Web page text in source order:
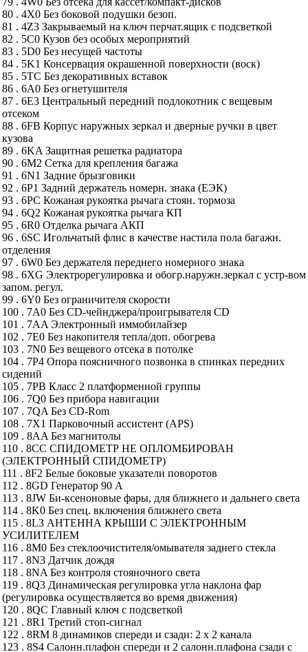
80 . 4X0 Без боковой подушки безоп.
81 . 4Z3 Закрываемый на ключ перчат.ящик с подсветкой
82 . 5C0 Кузов без особых мероприятий
83 . 5D0 Без несущей частоты
84 . 5K1 Консервация окрашенной поверхности (воск)
85 . 5TC Без декоративных вставок
86 . 6A0 Без огнетушителя
87 . 6E3 Центральный передний подлокотник с вещевым
отсеком
88 . 6FB Корпус наружных зеркал и дверные ручки в цвет
кузова
89 . 6KA Защитная решетка радиатора
90 . 6M2 Сетка для крепления багажа
91 . 6N1 Задние брызговики
92 . 6P1 Задний держатель номерн. знака (ЕЭК)
93 . 6PC Кожаная рукоятка рычага стоян. тормоза
94 . 6Q2 Кожаная рукоятка рычага КП
95 . 6R0 Отделка рычага АКП
96 . 6SC Игольчатый флис в качестве настила пола багажн.
отделения
97 . 6W0 Без держателя переднего номерного знака
98 . 6XG Электрорегулировка и обогр.наружн.зеркал с устр-вом
запом. регул.
99 . 6Y0 Без ограничителя скорости
100 . 7A0 Без CD-чейнджера/проигрывателя CD
101 . 7AA Электронный иммобилайзер
102 . 7E0 Без накопителя тепла/доп. обогрева
103 . 7N0 Без вещевого отсека в потолке
104 . 7P4 Опора поясничного позвонка в спинках передних
сидений
105 . 7PB Класс 2 платформенной группы
106 . 7Q0 Без прибора навигации
107 . 7QA Без CD-Rom
108 . 7X1 Парковочный ассистент (APS)
109 . 8AA Без магнитолы
110 . 8CC СПИДОМЕТР НЕ ОПЛОМБИРОВАН
(ЭЛЕКТРОННЫЙ СПИДОМЕТР)
111 . 8F2 Белые боковые указатели поворотов
112 . 8GD Генератор 90 А
113 . 8JW Би-ксеноновые фары, для ближнего и дальнего света
114 . 8K0 Без спец. включения ближнего света
115 . 8L3 АНТЕННА КРЫШИ С ЭЛЕКТРОННЫМ
УСИЛИТЕЛЕМ
116 . 8M0 Без стеклоочистителя/омывателя заднего стекла
117 . 8N3 Датчик дождя
118 . 8NA Без контроля стояночного света
119 . 8Q3 Динамическая регулировка угла наклона фар
(регулировка осуществляется во время движения)
120 . 8QC Главный ключ с подсветкой
121 . 8R1 Третий стоп-сигнал
122 . 8RM 8 динамиков спереди и сзади: 2 х 2 канала
123 . 8S4 Салонн.плафон спереди и 2 салонн.плафона сзади с